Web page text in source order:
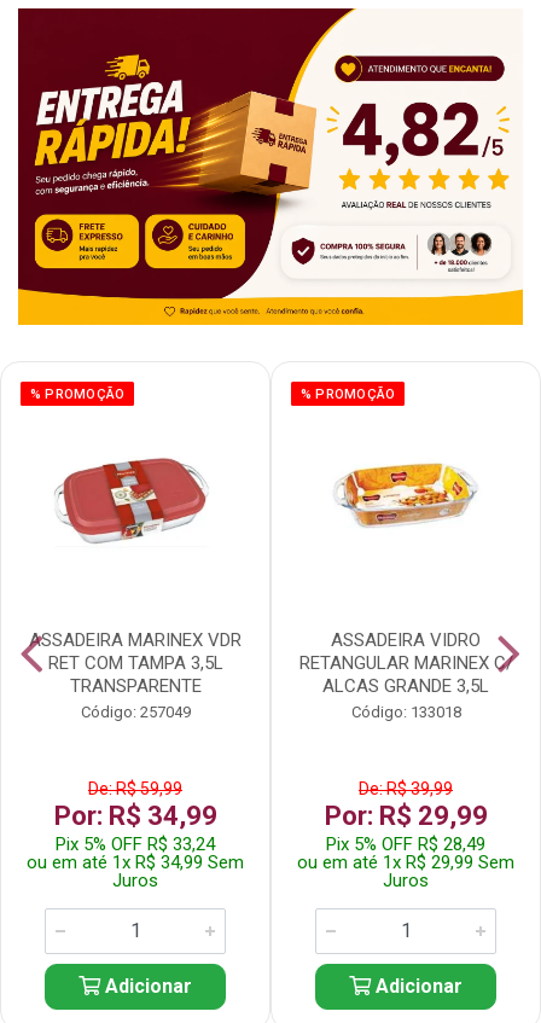
% PROMOÇÃO
ASSADEIRA MARINEX VDR
RET COM TAMPA 3,5L
TRANSPARENTE
Código: 257049
De: R$ 59,99
Por: R$ 34,99
Pix 5% OFF R$ 33,24
ou em até 1x R$ 34,99 Sem
Juros
Adicionar
% PROMOÇÃO
ASSADEIRA VIDRO
RETANGULAR MARINEX C/
ALCAS GRANDE 3,5L
Código: 133018
De: R$ 39,99
Por: R$ 29,99
Pix 5% OFF R$ 28,49
ou em até 1x R$ 29,99 Sem
Juros
Adicionar